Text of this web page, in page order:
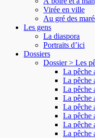
Virée en ville
Au gré des
Les gens
La diaspora
Portraits d’ici
Dossiers
Dossier > Les
La pêche
La pêche
La pêche
La pêche
La pêche
La pêche
La pêche
La pêche